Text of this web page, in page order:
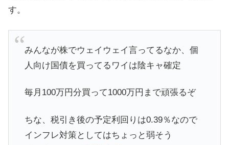
す。
みんなが株でウェイウェイ言ってるなか、個
人向け国債を買ってるワイは陰キャ確定
毎月100万円分買って1000万円まで頑張るぞ
ちな、税引き後の予定利回りは0.39％なので
インフレ対策としてはちょっと弱そう